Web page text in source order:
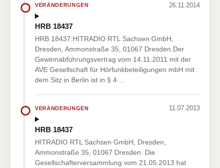
VERÄNDERUNGEN 26.11.2014
HRB 18437
HRB 18437:HITRADIO RTL Sachsen GmbH,
Dresden, Ammonstraße 35, 01067 Dresden.Der
Gewinnabführungsvertrag vom 14.11.2011 mit der
AVE Gesellschaft für Hörfunkbeteiligungen mbH mit
dem Sitz in Berlin ist in § 4 …
VERÄNDERUNGEN 11.07.2013
HRB 18437
HITRADIO RTL Sachsen GmbH, Dresden,
Ammonstraße 35, 01067 Dresden. Die
Gesellschafterversammlung vom 21.05.2013 hat